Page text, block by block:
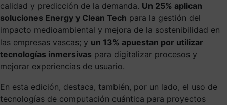
calidad y predicción de la demanda. Un 25% aplican
soluciones Energy y Clean Tech para la gestión del
impacto medioambiental y mejora de la sostenibilidad en
las empresas vascas; y un 13% apuestan por utilizar
tecnologías inmersivas para digitalizar procesos y
mejorar experiencias de usuario.
En esta edición, destaca, también, por un lado, el uso de
tecnologías de computación cuántica para proyectos